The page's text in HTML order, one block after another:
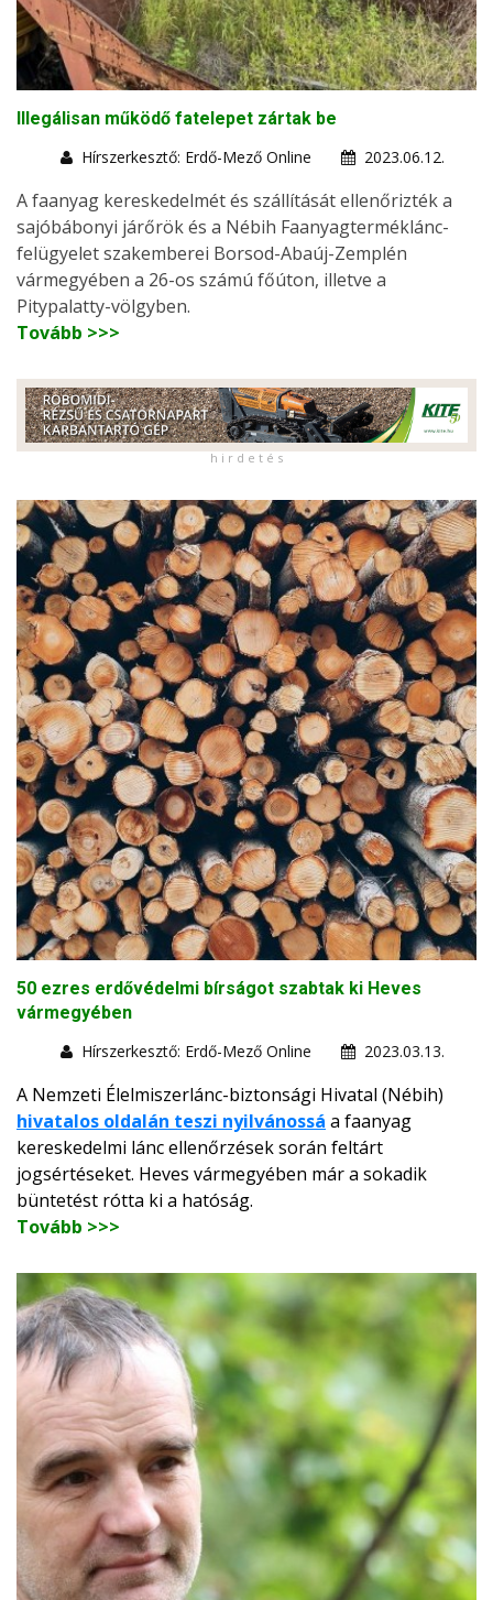
Illegálisan működő fatelepet zártak be
Hírszerkesztő: Erdő-Mező Online
2023.06.12.
A faanyag kereskedelmét és szállítását ellenőrizték a
sajóbábonyi járőrök és a Nébih Faanyagterméklánc-
felügyelet szakemberei Borsod-Abaúj-Zemplén
vármegyében a 26-os számú főúton, illetve a
Pitypalatty-völgyben.
Tovább >>>
h i r d e t é s
50 ezres erdővédelmi bírságot szabtak ki Heves
vármegyében
Hírszerkesztő: Erdő-Mező Online
2023.03.13.
A Nemzeti Élelmiszerlánc-biztonsági Hivatal (Nébih)
hivatalos oldalán teszi nyilvánossá a faanyag
kereskedelmi lánc ellenőrzések során feltárt
jogsértéseket. Heves vármegyében már a sokadik
büntetést rótta ki a hatóság.
Tovább >>>